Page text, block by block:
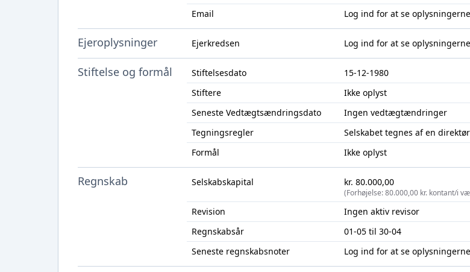
Email
Log ind for at se
Ejeroplysninger Ejerkredsen Log ind for at se
Stiftelse og formål Stiftelsesdato
15-12-1980
Stiftere
Ikke oplyst
Seneste Vedtægtsændringsdato
Ingen vedtægtændringer
Tegningsregler
Selskabet tegnes af en
Formål
Ikke oplyst
Regnskab Selskabskapital kr. 80.000,00
(Forhøjelse: 80.000,00 kr. kontant/i
Revision
Ingen aktiv revisor
Regnskabsår
01-05 til 30-04
Seneste regnskabsnoter
Log ind for at se